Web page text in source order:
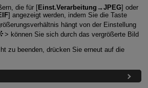
die für [Einst.Verarbeitung→JPEG] oder
] angezeigt werden, indem Sie die Taste
hängt von der Einstellung
können Sie sich durch das vergrößerte Bild
zu beenden, drücken Sie erneut auf die